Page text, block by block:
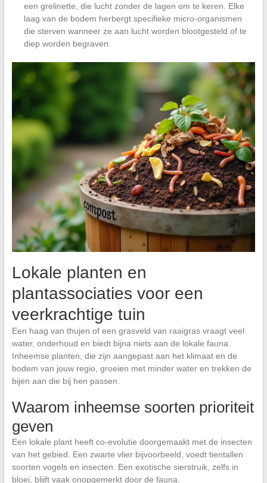
een grelinette, die lucht zonder de lagen om te keren. Elke
laag van de bodem herbergt specifieke micro-organismen
die sterven wanneer ze aan lucht worden blootgesteld of te
diep worden begraven.
Lokale planten en
plantassociaties voor een
veerkrachtige tuin
Een haag van thujen of een grasveld van raaigras vraagt veel
water, onderhoud en biedt bijna niets aan de lokale fauna.
Inheemse planten, die zijn aangepast aan het klimaat en de
bodem van jouw regio, groeien met minder water en trekken de
bijen aan die bij hen passen.
Waarom inheemse soorten prioriteit
geven
Een lokale plant heeft co-evolutie doorgemaakt met de insecten
van het gebied. Een zwarte vlier bijvoorbeeld, voedt tientallen
soorten vogels en insecten. Een exotische sierstruik, zelfs in
bloei, blijft vaak onopgemerkt door de fauna.